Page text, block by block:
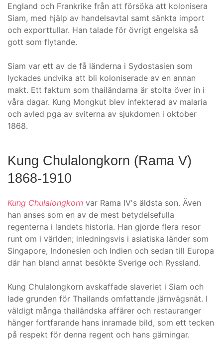
England och Frankrike från att försöka att kolonisera
Siam, med hjälp av handelsavtal samt sänkta import
och exporttullar. Han talade för övrigt engelska så
gott som flytande.
Siam var ett av de få länderna i Sydostasien som
lyckades undvika att bli koloniserade av en annan
makt. Ett faktum som thailändarna är stolta över in i
våra dagar. Kung Mongkut blev infekterad av malaria
och avled pga av sviterna av sjukdomen i oktober
1868.
Kung Chulalongkorn (Rama V)
1868-1910
Kung Chulalongkorn var Rama IV's äldsta son. Även
han anses som en av de mest betydelsefulla
regenterna i landets historia. Han gjorde flera resor
runt om i världen; inledningsvis i asiatiska länder som
Singapore, Indonesien och Indien och sedan till Europa
där han bland annat besökte Sverige och Ryssland.
Kung Chulalongkorn avskaffade slaveriet i Siam och
lade grunden för Thailands omfattande järnvägsnät. I
väldigt många thailändska affärer och restauranger
hänger fortfarande hans inramade bild, som ett tecken
på respekt för denna regent och hans gärningar.